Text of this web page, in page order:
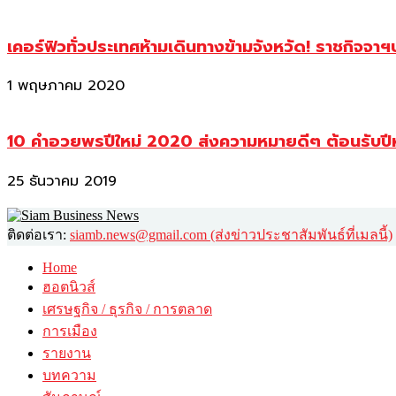
เคอร์ฟิวทั่วประเทศห้ามเดินทางข้ามจังหวัด! ราชกิจจา
1 พฤษภาคม 2020
10 คำอวยพรปีใหม่ 2020 ส่งความหมายดีๆ ต้อนรับ
25 ธันวาคม 2019
ติดต่อเรา: siamb.news@gmail.com (ส่งข่าวประชาสัมพันธ์ที่เมลนี้)
Home
ฮอตนิวส์
เศรษฐกิจ / ธุรกิจ / การตลาด
การเมือง
รายงาน
บทความ